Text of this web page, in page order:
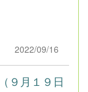
2022/09/16
９月１９日